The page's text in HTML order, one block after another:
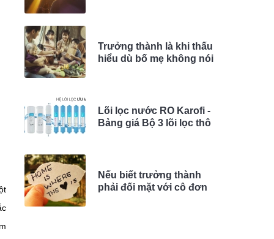
Trưởng thành là khi thấu
hiểu dù bố mẹ không nói
Lõi lọc nước RO Karofi -
Bảng giá Bộ 3 lõi lọc thô
Nếu biết trưởng thành
phải đối mặt với cô đơn